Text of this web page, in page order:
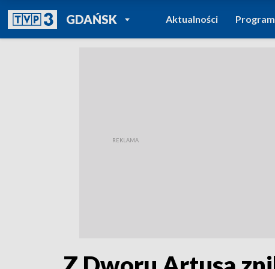
GDAŃSKPOWRÓT DO
TVP REGIONY
Aktualności